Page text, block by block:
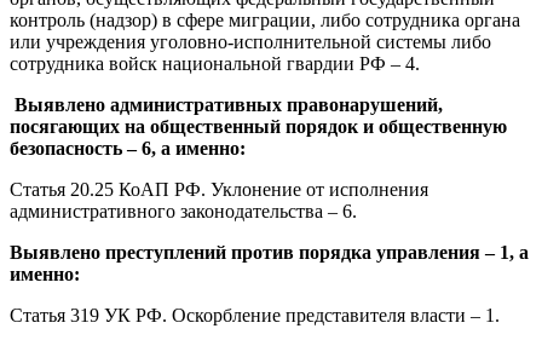
контроль (надзор) в сфере миграции, либо сотрудника органа
или учреждения уголовно-исполнительной системы либо
сотрудника войск национальной гвардии РФ – 4.
Выявлено административных правонарушений,
посягающих на общественный порядок и общественную
безопасность– 6, а именно:
Статья 20.25 КоАП РФ. Уклонение от исполнения
административного законодательства – 6.
Выявлено преступлений против порядка управления – 1, а
именно:
Статья 319 УК РФ. Оскорбление представителя власти – 1.